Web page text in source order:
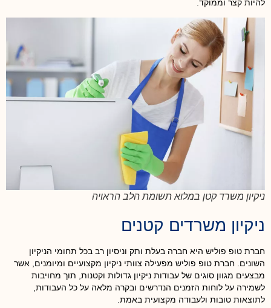
להיות קצר וממוקד.
ניקיון משרד קטן במלוא תשומת הלב הראויה
ניקיון משרדים קטנים
חברת טופ פוליש היא חברה בעלת ותק וניסיון רב בכל תחומי הניקיון
השונים. חברת טופ פוליש מפעילה צוותי ניקיון מקצועיים ומיומנים, אשר
מבצעים מגוון סוגים של עבודות ניקיון גדולות וקטנות, תוך מחויבות
לשמירה על לוחות הזמנים הנדרשים ובקרה מלאה על כל העבודות,
לתוצאות טובות ולעבודה מקצועית באמת.